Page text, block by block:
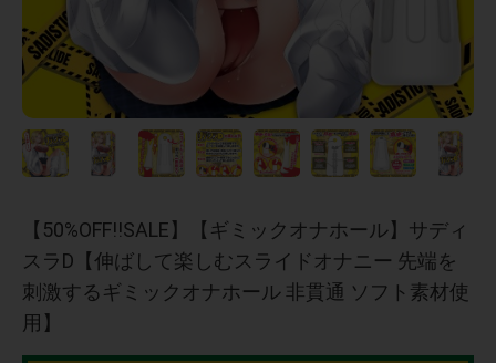
【50%OFF!!SALE】【ギミックオナホール】サディ
スラD【伸ばして楽しむスライドオナニー 先端を
刺激するギミックオナホール 非貫通 ソフト素材使
用】